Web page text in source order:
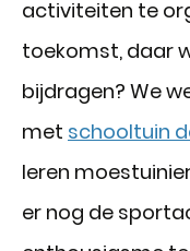
activiteiten te
toekomst, daar
bijdragen? We
met schooltuin
leren
er nog de